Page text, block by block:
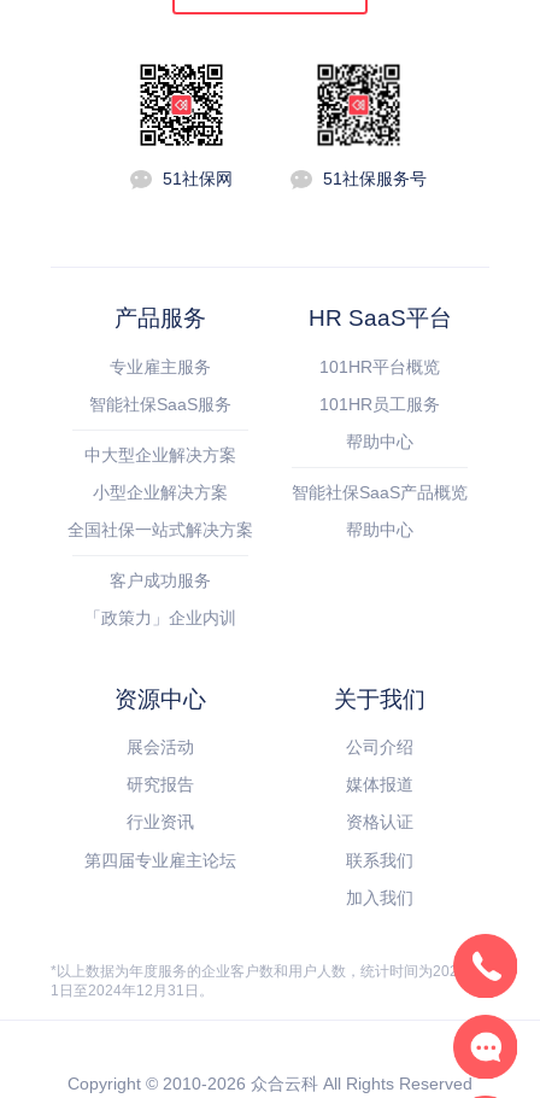
51社保网 51社保服务号
产品服务
专业雇主服务
智能社保SaaS服务
中大型企业解决方案
小型企业解决方案
全国社保一站式解决方案
客户成功服务
「政策力」企业内训
HR SaaS平台
101HR平台概览
101HR员工服务
帮助中心
智能社保SaaS产品概览
帮助中心
资源中心
展会活动
研究报告
行业资讯
第四届专业雇主论坛
关于我们
公司介绍
媒体报道
资格认证
联系我们
加入我们
*以上数据为年度服务的企业客户数和用户人数，统计时间为2024年1月
1日至2024年12月31日。
Copyright © 2010-2026 众合云科 All Rights Reserved